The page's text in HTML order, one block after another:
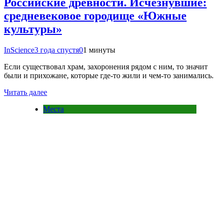
Российские древности. Исчезнувшие:
средневековое городище «Южные
культуры»
InScience3 года спустя01 минуты
Если существовал храм, захоронения рядом с ним, то значит
были и прихожане, которые где-то жили и чем-то занимались.
Читать далее
Места